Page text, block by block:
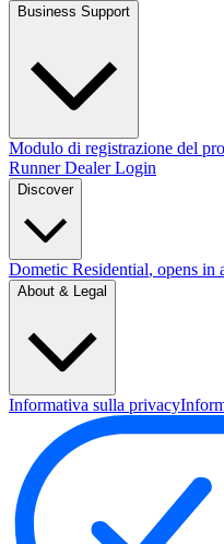
Business Support
Modulo di registrazione del
Runner Dealer Login
Discover
Dometic Residential, opens in
About & Legal
Informativa sulla privacy